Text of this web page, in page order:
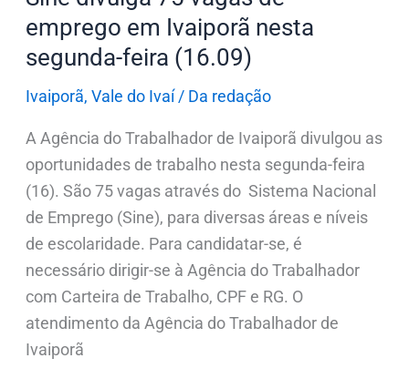
emprego em Ivaiporã nesta
segunda-feira (16.09)
Ivaiporã, Vale do Ivaí/ Da redação
A Agência do Trabalhador de Ivaiporã divulgou as
oportunidades de trabalho nesta segunda-feira
(16). São 75 vagas através do Sistema Nacional
de Emprego (Sine), para diversas áreas e níveis
de escolaridade. Para candidatar-se, é
necessário dirigir-se à Agência do Trabalhador
com Carteira de Trabalho, CPF e RG. O
atendimento da Agência do Trabalhador de
Ivaiporã
(16.09)